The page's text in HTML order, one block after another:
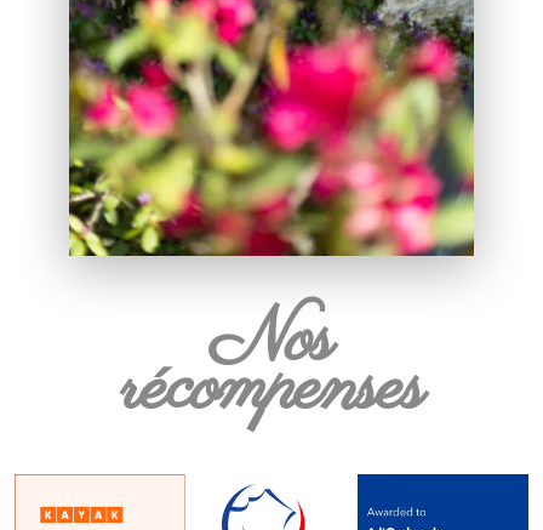
Nos
récompenses